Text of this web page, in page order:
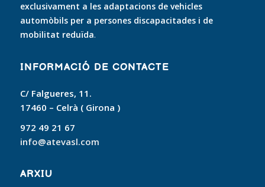
exclusivament a les adaptacions de vehicles
automòbils per a persones discapacitades i de
mobilitat reduïda.
INFORMACIÓ DE CONTACTE
C/ Falgueres, 11.
17460 – Celrà ( Girona )
972 49 21 67
info@atevasl.com
ARXIU